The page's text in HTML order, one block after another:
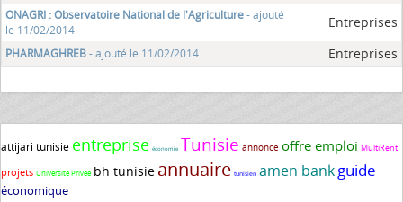
ONAGRI : Observatoire National de l'Agriculture- ajouté
le 11/02/2014
Entreprises
PHARMAGHREB- ajouté le 11/02/2014 Entreprises
attijari tunisie entreprise économie Tunisie annonce offre emploi MultiRent
projets Université Privée bh tunisie annuaire tunisien amen bankguide
économique